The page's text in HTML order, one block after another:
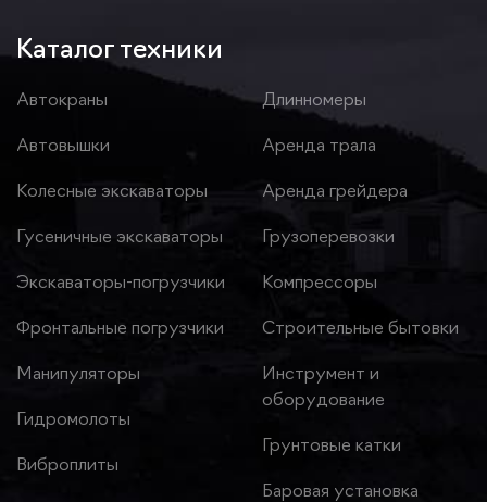
Каталог техники
Автокраны
Автовышки
Колесные экскаваторы
Гусеничные экскаваторы
Экскаваторы-погрузчики
Фронтальные погрузчики
Манипуляторы
Гидромолоты
Виброплиты
Длинномеры
Аренда трала
Аренда грейдера
Грузоперевозки
Компрессоры
Строительные бытовки
Инструмент и
оборудование
Грунтовые катки
Баровая установка